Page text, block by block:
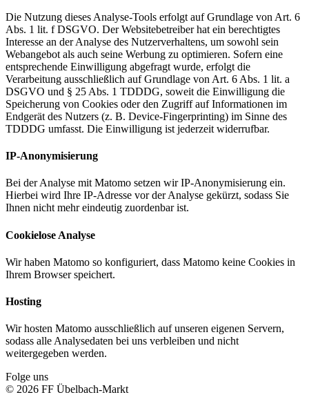
Die Nutzung dieses Analyse-Tools erfolgt auf Grundlage von Art. 6
Abs. 1 lit. f DSGVO. Der Websitebetreiber hat ein berechtigtes
Interesse an der Analyse des Nutzerverhaltens, um sowohl sein
Webangebot als auch seine Werbung zu optimieren. Sofern eine
entsprechende Einwilligung abgefragt wurde, erfolgt die
Verarbeitung ausschließlich auf Grundlage von Art. 6 Abs. 1 lit. a
DSGVO und § 25 Abs. 1 TDDDG, soweit die Einwilligung die
Speicherung von Cookies oder den Zugriff auf Informationen im
Endgerät des Nutzers (z. B. Device-Fingerprinting) im Sinne des
TDDDG umfasst. Die Einwilligung ist jederzeit widerrufbar.
IP-Anonymisierung
Bei der Analyse mit Matomo setzen wir IP-Anonymisierung ein.
Hierbei wird Ihre IP-Adresse vor der Analyse gekürzt, sodass Sie
Ihnen nicht mehr eindeutig zuordenbar ist.
Cookielose Analyse
Wir haben Matomo so konfiguriert, dass Matomo keine Cookies in
Ihrem Browser speichert.
Hosting
Wir hosten Matomo ausschließlich auf unseren eigenen Servern,
sodass alle Analysedaten bei uns verbleiben und nicht
weitergegeben werden.
Folge uns
© 2026 FF Übelbach-Markt